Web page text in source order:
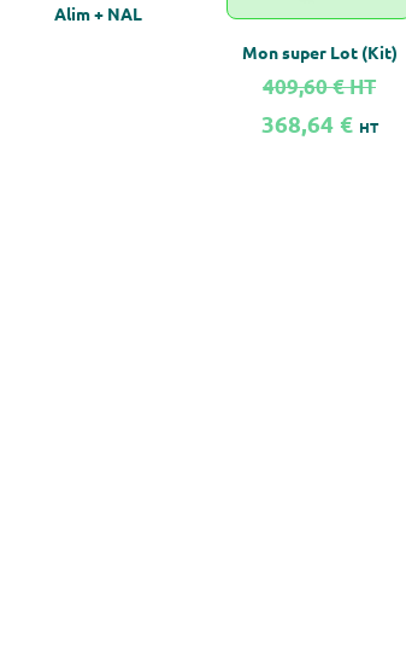
Alim + NAL
Mon super Lot (Kit)
409,60 €HT
368,64 € HT